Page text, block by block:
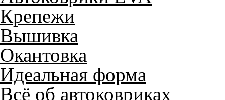
Крепежи
Вышивка
Окантовка
Идеальная форма
Всё об автоковриках